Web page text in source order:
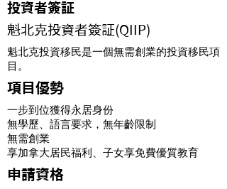
投資者簽証
魁北克投資者簽証(QIIP)
魁北克投資移民是一個無需創業的投資移民項
目。
項目優勢
一步到位獲得永居身份
無學歷、語言要求，無年齡限制
無需創業
享加拿大居民福利、子女享免費優質教育
申請資格